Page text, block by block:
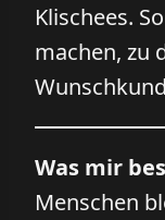
Klischees.
machen, zu
Was mir
Menschen